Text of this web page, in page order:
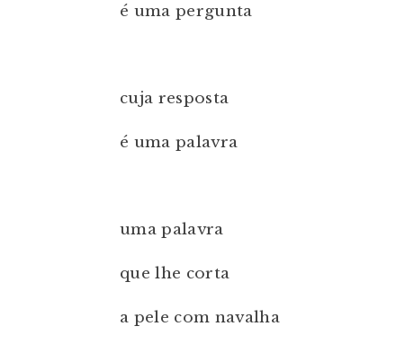
é uma pergunta
cuja resposta
é uma palavra
uma palavra
que lhe corta
a pele com navalha